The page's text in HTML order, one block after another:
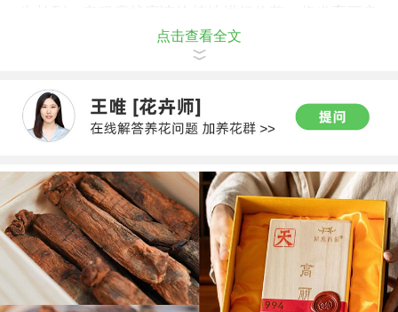
的弱叶尽数修剪掉即可。点击查看全文